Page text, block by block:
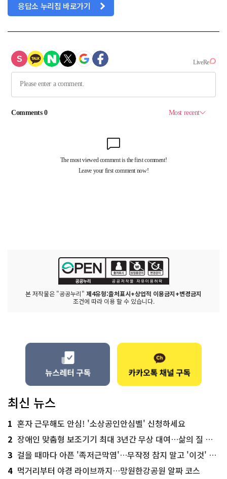
응답소 누리집 바로가기
본 저작물은 "공공누리" 제4유형:출처표시+상업적 이용금지+변경금지
조건에 따라 이용 할 수 있습니다.
최신 뉴스
1 혼자 근무해도 안심! '소상공인안심벨' 신청하세요
2 장애인 맞춤형 보조기기 최대 3년간 무상 대여…삶의 질 높인다
3 걸을 때마다 아픈 '족저근막염'…무작정 참지 말고 '이것' 해보세요!
4 먹거리부터 야경 라이브까지…망원한강공원 알짜 코스